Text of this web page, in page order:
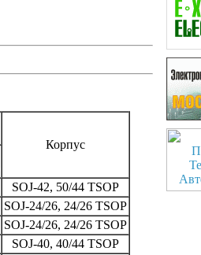
Корпус
SOJ-42, 50/44 TSOP
SOJ-24/26, 24/26 TSOP
SOJ-24/26, 24/26 TSOP
SOJ-40, 40/44 TSOP